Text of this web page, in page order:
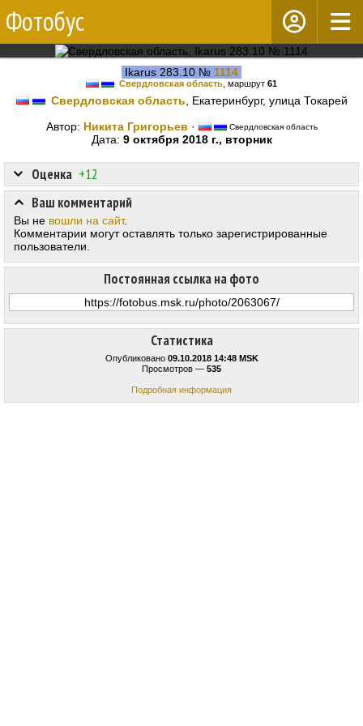
Фотобус
Ikarus 283.10 № 1114
Свердловская область , маршрут 61
Свердловская область , Екатеринбург, улица Токарей
Автор: Никита Григорьев · Свердловская область
Дата: 9 октября 2018 г., вторник
Статистика
Опубликовано 09.10.2018 14:48 MSK
Просмотров — 535
Подробная информация
Оценка +12
Постоянная ссылка на фото
Ваш комментарий
Вы не вошли на сайт.
Комментарии могут оставлять только зарегистрированные
пользователи.